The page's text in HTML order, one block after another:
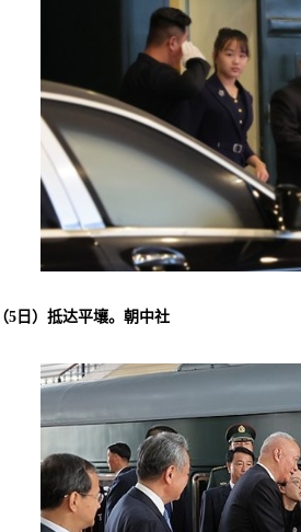
5日）抵达平壤。朝中社